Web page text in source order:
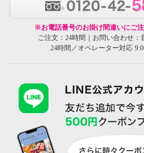
※お電話番号のお掛け間違いにご注
ご注文：24時間｜お問い合わせ：
24時間／オペレーター対応